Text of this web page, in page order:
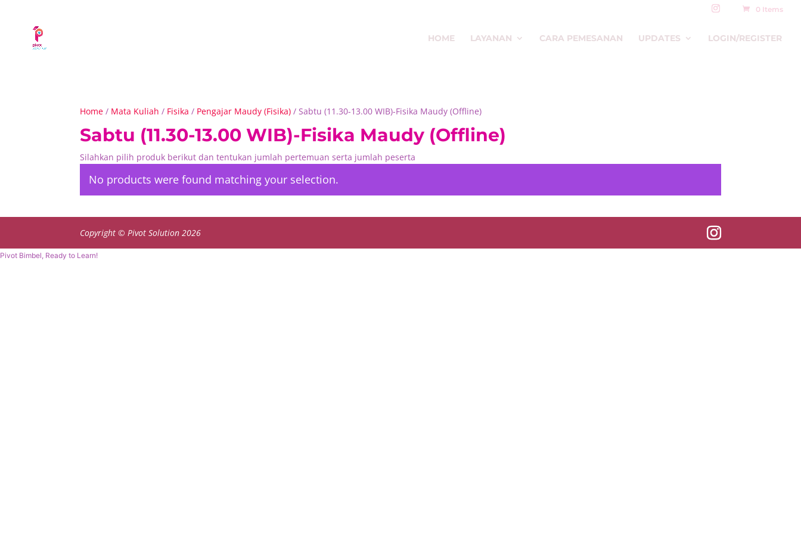
0 Items
HOME LAYANAN CARA PEMESANAN UPDATES LOGIN/REGISTER
Home / Mata Kuliah / Fisika / Pengajar Maudy (Fisika) / Sabtu (11.30-13.00 WIB)-Fisika Maudy (Offline)
Sabtu (11.30-13.00 WIB)-Fisika Maudy (Offline)
Silahkan pilih produk berikut dan tentukan jumlah pertemuan serta jumlah peserta
No products were found matching your selection.
Copyright © Pivot Solution 2026
Pivot Bimbel, Ready to Learn!